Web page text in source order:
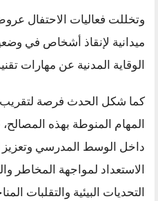
وتخللت فعاليات الاحتفال
ميدانية لإنقاذ أشخاص في
الوقاية المدنية عن مهارات
كما شكل الحدث فرصة لتقريب
المهام المنوطة بهذه
داخل الوسط المدرسي وتعزيز
الاستعداد لمواجهة المخاطر
التحديات البيئية والتقلبات